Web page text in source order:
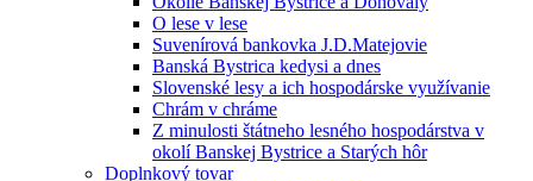
O lese v lese
Suvenírová bankovka J.D.Matejovie
Banská Bystrica kedysi a dnes
Slovenské lesy a ich hospodárske využívanie
Chrám v chráme
Z minulosti štátneho lesného hospodárstva v
okolí Banskej Bystrice a Starých hôr
Doplnkový tovar